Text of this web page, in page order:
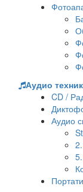
Аудио
CD /
Аудио